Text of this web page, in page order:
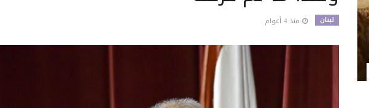
لبنان منذ 4 أعوام